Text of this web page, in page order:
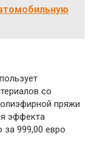
со
пряжи
эффекта
за 999,00 евро